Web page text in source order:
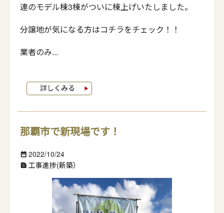
連のモデル棟3棟がついに棟上げいたしました。
分譲地が気になる方はコチラをチェック！！
業者のみ...
那覇市で新現場です！
date_range 2022/10/24
text_snippet 工事進捗(新築）